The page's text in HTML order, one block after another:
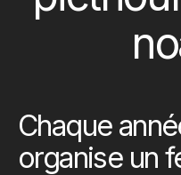
Chaque
organise un